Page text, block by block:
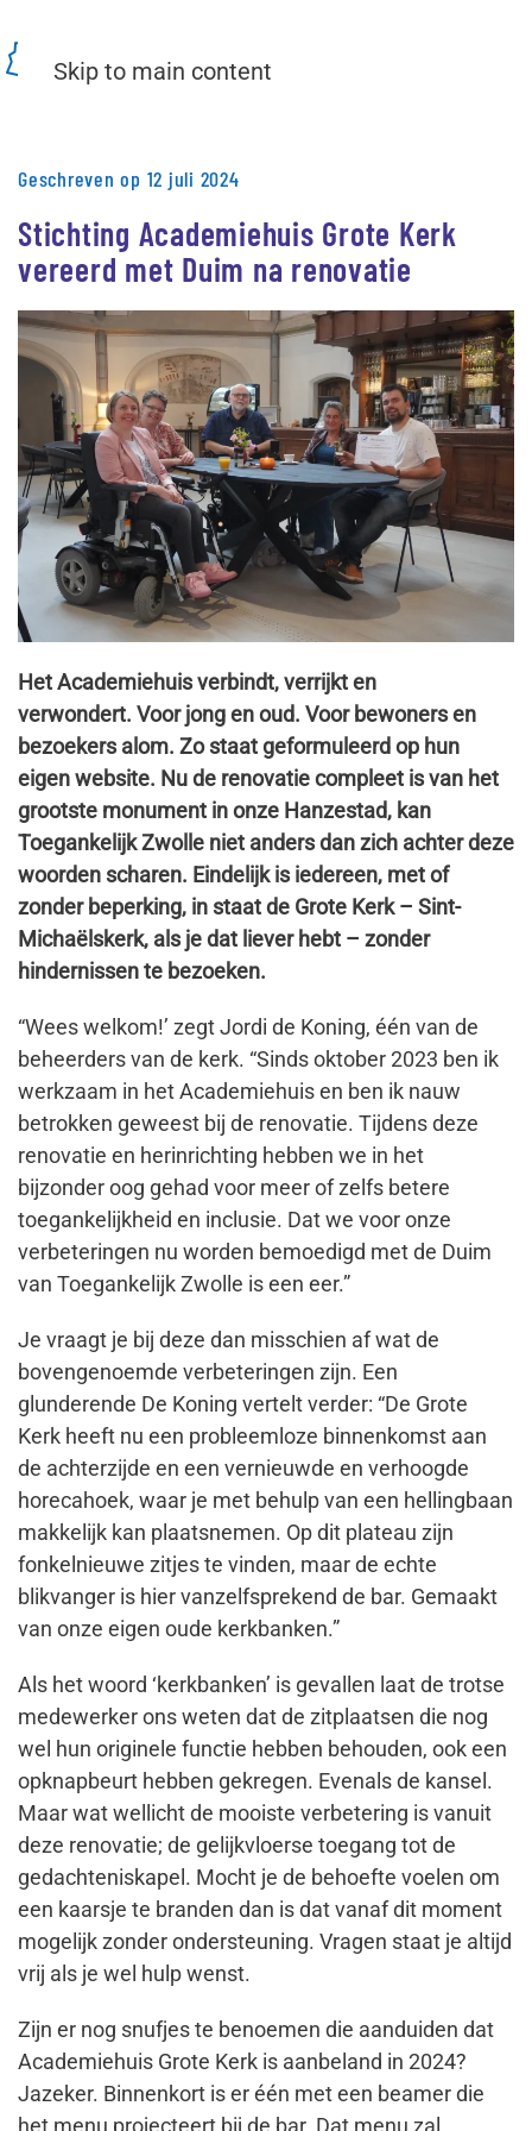
Skip to main content
Geschreven op 12 juli 2024
Stichting Academiehuis Grote Kerk
vereerd met Duim na renovatie
Het Academiehuis verbindt, verrijkt en
verwondert. Voor jong en oud. Voor bewoners en
bezoekers alom. Zo staat geformuleerd op hun
eigen website. Nu de renovatie compleet is van het
grootste monument in onze Hanzestad, kan
Toegankelijk Zwolle niet anders dan zich achter deze
woorden scharen. Eindelijk is iedereen, met of
zonder beperking, in staat de Grote Kerk – Sint-
Michaëlskerk, als je dat liever hebt – zonder
hindernissen te bezoeken.
“Wees welkom!’ zegt Jordi de Koning, één van de
beheerders van de kerk. “Sinds oktober 2023 ben ik
werkzaam in het Academiehuis en ben ik nauw
betrokken geweest bij de renovatie. Tijdens deze
renovatie en herinrichting hebben we in het
bijzonder oog gehad voor meer of zelfs betere
toegankelijkheid en inclusie. Dat we voor onze
verbeteringen nu worden bemoedigd met de Duim
van Toegankelijk Zwolle is een eer.”
Je vraagt je bij deze dan misschien af wat de
bovengenoemde verbeteringen zijn. Een
glunderende De Koning vertelt verder: “De Grote
Kerk heeft nu een probleemloze binnenkomst aan
de achterzijde en een vernieuwde en verhoogde
horecahoek, waar je met behulp van een hellingbaan
makkelijk kan plaatsnemen. Op dit plateau zijn
fonkelnieuwe zitjes te vinden, maar de echte
blikvanger is hier vanzelfsprekend de bar. Gemaakt
van onze eigen oude kerkbanken.”
Als het woord ‘kerkbanken’ is gevallen laat de trotse
medewerker ons weten dat de zitplaatsen die nog
wel hun originele functie hebben behouden, ook een
opknapbeurt hebben gekregen. Evenals de kansel.
Maar wat wellicht de mooiste verbetering is vanuit
deze renovatie; de gelijkvloerse toegang tot de
gedachteniskapel. Mocht je de behoefte voelen om
een kaarsje te branden dan is dat vanaf dit moment
mogelijk zonder ondersteuning. Vragen staat je altijd
vrij als je wel hulp wenst.
Zijn er nog snufjes te benoemen die aanduiden dat
Academiehuis Grote Kerk is aanbeland in 2024?
Jazeker. Binnenkort is er één met een beamer die
het menu projecteert bij de bar. Dat menu zal